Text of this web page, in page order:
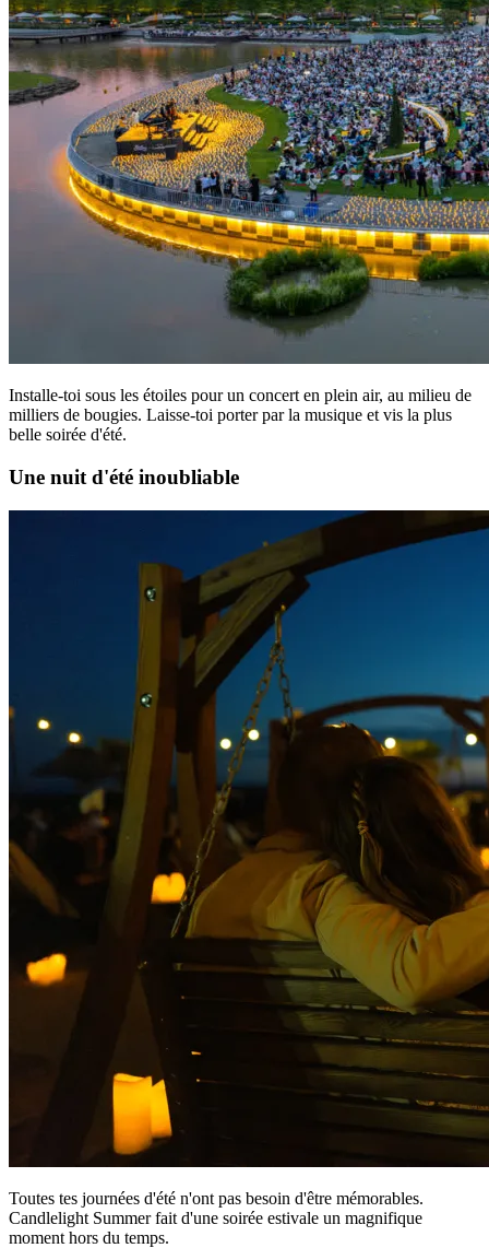
Installe-toi sous les étoiles pour un concert en plein air, au milieu de
milliers de bougies. Laisse-toi porter par la musique et vis la plus
belle soirée d'été.
Une nuit d'été inoubliable
Toutes tes journées d'été n'ont pas besoin d'être mémorables.
Candlelight Summer fait d'une soirée estivale un magnifique
moment hors du temps.